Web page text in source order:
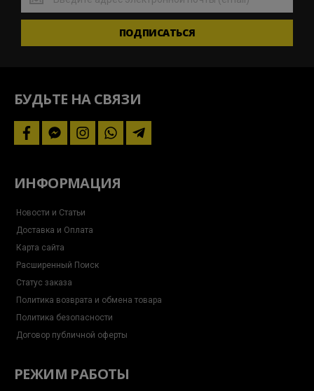
вкурсе
актуальных
и
ПОДПИСАТЬСЯ
БУДЬТЕ НА СВЯЗИ
facebookfacebook-
messenger
instagram
whatsapptelegram-
plane
ИНФОРМАЦИЯ
Новости и Статьи
Доставка и Оплата
Карта сайта
Расширенный Поиск
Статус заказа
Политика возврата и обмена товара
Политика безопасности
Договор публичной оферты
РЕЖИМ РАБОТЫ